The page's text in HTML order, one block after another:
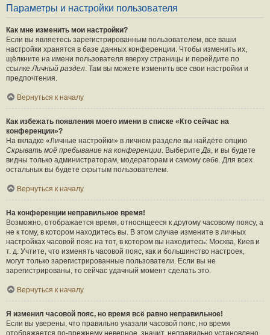
Параметры и настройки пользователя
Как мне изменить мои настройки?
Если вы являетесь зарегистрированным пользователем, все ваши
настройки хранятся в базе данных конференции. Чтобы изменить их,
щёлкните на имени пользователя вверху страницы и перейдите по
ссылкеЛичный раздел. Там вы можете изменить все свои настройки и
предпочтения.
Вернуться к началу
Как избежать появления моего имени в списке «Кто сейчас на
конференции»?
На вкладке «Личные настройки» в личном разделе вы найдёте опцию
Скрывать моё пребывание на конференции. ВыберитеДа, и вы будете
видны только администраторам, модераторам и самому себе. Для всех
остальных вы будете скрытым пользователем.
Вернуться к началу
На конференции неправильное время!
Возможно, отображается время, относящееся к другому часовому поясу, а
не к тому, в котором находитесь вы. В этом случае измените в личных
настройках часовой пояс на тот, в котором вы находитесь: Москва, Киев и
т. д. Учтите, что изменять часовой пояс, как и большинство настроек,
могут только зарегистрированные пользователи. Если вы не
зарегистрированы, то сейчас удачный момент сделать это.
Вернуться к началу
Я изменил часовой пояс, но время всё равно неправильное!
Если вы уверены, что правильно указали часовой пояс, но время
отображается по-прежнему неверное, значит, неправильно установлено